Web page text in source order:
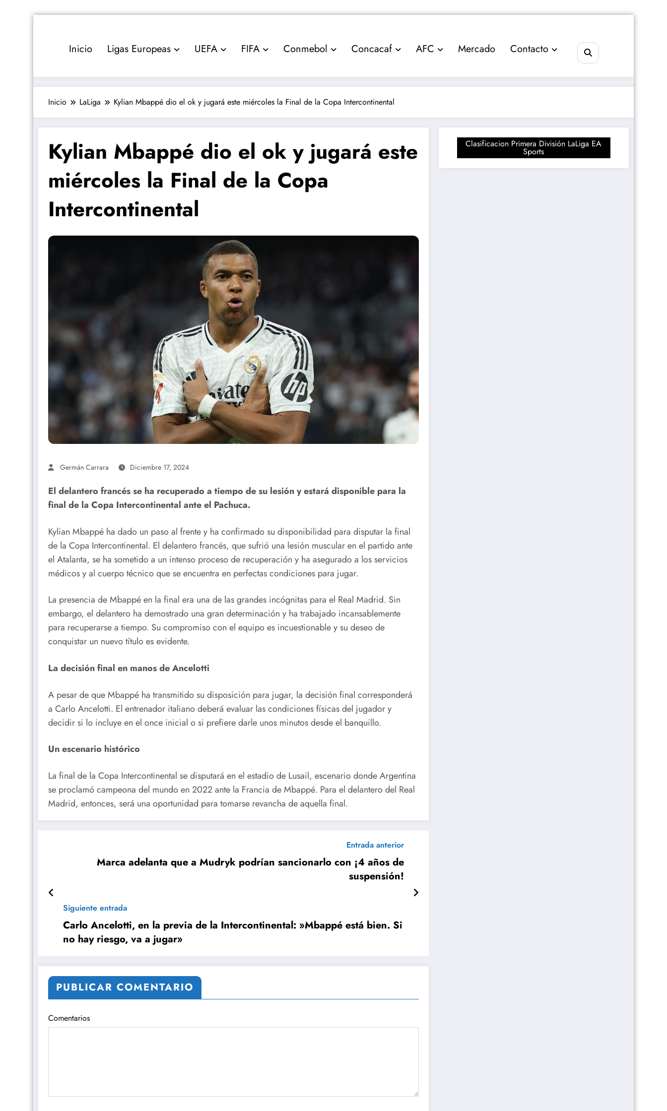
Inicio Ligas Europeas UEFA FIFA Conmebol Concacaf AFC Mercado Contacto
Inicio LaLiga Kylian Mbappé dio el ok y jugará este miércoles la Final de la Copa Intercontinental
Kylian Mbappé dio el ok y jugará este
miércoles la Final de la Copa
Intercontinental
Germán Carrara Diciembre 17, 2024
El delantero francés se ha recuperado a tiempo de su lesión y estará disponible para la
final de la Copa Intercontinental ante el Pachuca.
Kylian Mbappé ha dado un paso al frente y ha confirmado su disponibilidad para disputar la final
de la Copa Intercontinental. El delantero francés, que sufrió una lesión muscular en el partido ante
el Atalanta, se ha sometido a un intenso proceso de recuperación y ha asegurado a los servicios
médicos y al cuerpo técnico que se encuentra en perfectas condiciones para jugar.
La presencia de Mbappé en la final era una de las grandes incógnitas para el Real Madrid. Sin
embargo, el delantero ha demostrado una gran determinación y ha trabajado incansablemente
para recuperarse a tiempo. Su compromiso con el equipo es incuestionable y su deseo de
conquistar un nuevo título es evidente.
La decisión final en manos de Ancelotti
A pesar de que Mbappé ha transmitido su disposición para jugar, la decisión final corresponderá
a Carlo Ancelotti. El entrenador italiano deberá evaluar las condiciones físicas del jugador y
decidir si lo incluye en el once inicial o si prefiere darle unos minutos desde el banquillo.
Un escenario histórico
La final de la Copa Intercontinental se disputará en el estadio de Lusail, escenario donde Argentina
se proclamó campeona del mundo en 2022 ante la Francia de Mbappé. Para el delantero del Real
Madrid, entonces, será una oportunidad para tomarse revancha de aquella final.
Entrada anterior
Marca adelanta que a Mudryk podrían sancionarlo con ¡4 años de
suspensión!
Siguiente entrada
Carlo Ancelotti, en la previa de la Intercontinental: »Mbappé está bien. Si
no hay riesgo, va a jugar»
PUBLICAR COMENTARIO
Comentarios
Clasificacion Primera División LaLiga EA
Sports